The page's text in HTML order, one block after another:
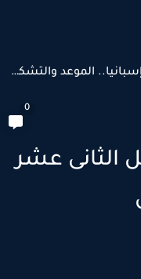
تشكيل منتخب إسبانيا وبلجيكا المتوقع في كأس العالم 2026
عشر